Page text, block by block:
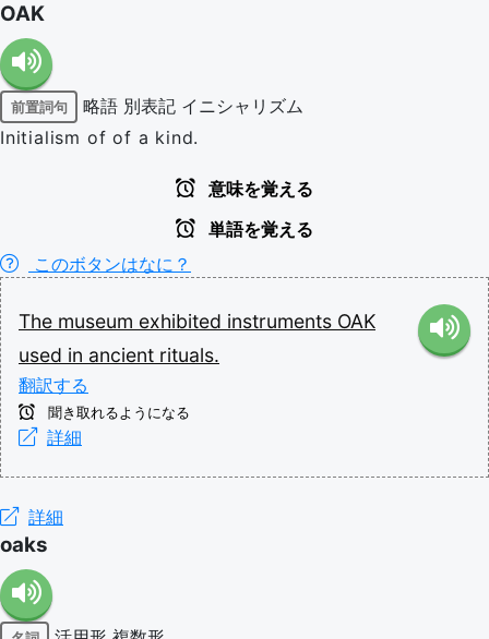
OAK
前置詞句 略語 別表記 イニシャリズム
Initialism of of a kind.
意味を覚える
単語を覚える
このボタンはなに？
The museum exhibited instruments OAK
used in ancient rituals.
翻訳する
聞き取れるようになる
詳細
詳細
oaks